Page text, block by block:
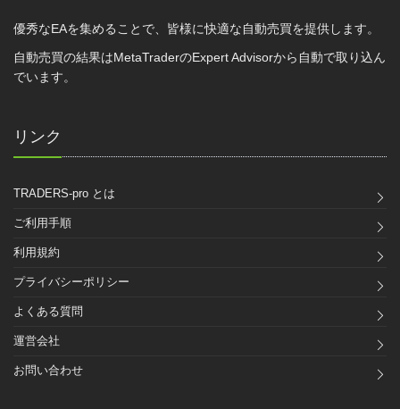
優秀なEAを集めることで、皆様に快適な自動売買を提供します。
自動売買の結果はMetaTraderのExpert Advisorから自動で取り込ん
でいます。
リンク
TRADERS-pro とは
ご利用手順
利用規約
プライバシーポリシー
よくある質問
運営会社
お問い合わせ